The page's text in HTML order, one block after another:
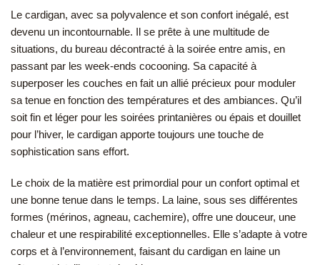
Le cardigan, avec sa polyvalence et son confort inégalé, est
devenu un incontournable. Il se prête à une multitude de
situations, du bureau décontracté à la soirée entre amis, en
passant par les week-ends cocooning. Sa capacité à
superposer les couches en fait un allié précieux pour moduler
sa tenue en fonction des températures et des ambiances. Qu’il
soit fin et léger pour les soirées printanières ou épais et douillet
pour l’hiver, le cardigan apporte toujours une touche de
sophistication sans effort.
Le choix de la matière est primordial pour un confort optimal et
une bonne tenue dans le temps. La laine, sous ses différentes
formes (mérinos, agneau, cachemire), offre une douceur, une
chaleur et une respirabilité exceptionnelles. Elle s’adapte à votre
corps et à l’environnement, faisant du cardigan en laine un